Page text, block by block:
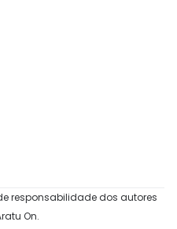
responsabilidade dos autores
On.